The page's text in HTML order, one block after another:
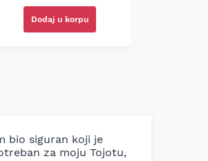
Dodaj u korpu
bio siguran koji je
za moju Tojotu,